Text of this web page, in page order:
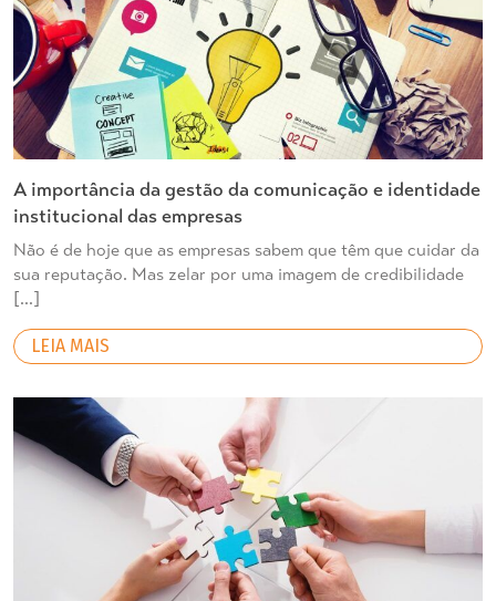
A importância da gestão da comunicação e identidade
institucional das empresas
Não é de hoje que as empresas sabem que têm que cuidar da
sua reputação. Mas zelar por uma imagem de credibilidade
[…]
LEIA MAIS